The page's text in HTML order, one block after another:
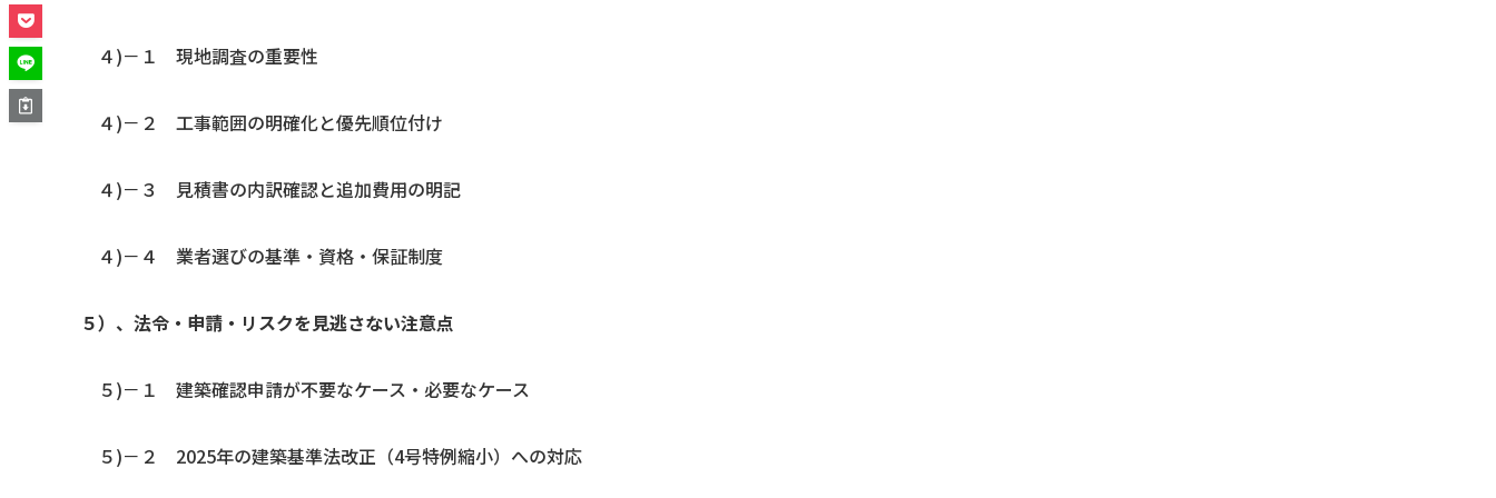
４)－１ 現地調査の重要性
４)－２ 工事範囲の明確化と優先順位付け
４)－３ 見積書の内訳確認と追加費用の明記
４)－４ 業者選びの基準・資格・保証制度
５）、法令・申請・リスクを見逃さない注意点
５)－１ 建築確認申請が不要なケース・必要なケース
５)－２ 2025年の建築基準法改正（4号特例縮小）への対応